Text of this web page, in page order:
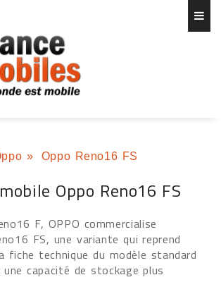
» Oppo Reno16 FS
Oppo Reno16 FS
F, OPPO commercialise
FS, une variante qui reprend
fiche technique du modèle standard
capacité de stockage plus